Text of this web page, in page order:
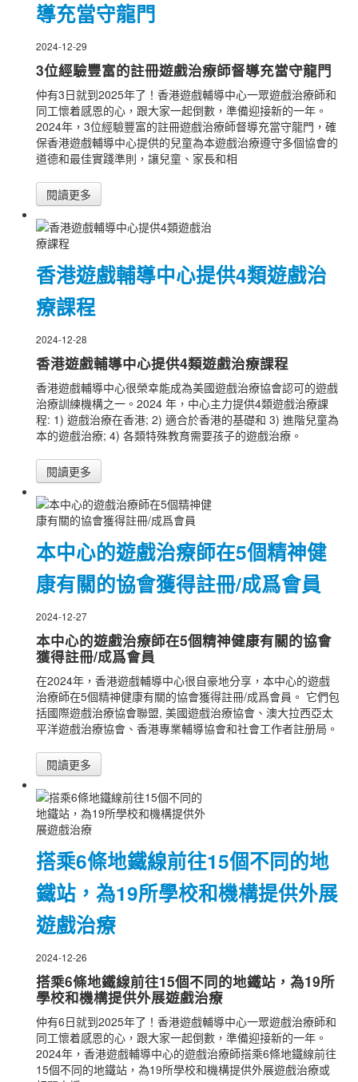
導充當守龍門
2024-12-29
3位經驗豐富的註冊遊戲治療師督導充當守龍門
仲有3日就到2025年了！香港遊戲輔導中心一眾遊戲治療師和
同工懷着感恩的心，跟大家一起倒數，準備迎接新的一年。
2024年，3位經驗豐富的註冊遊戲治療師督導充當守龍門，確
保香港遊戲輔導中心提供的兒童為本遊戲治療遵守多個協會的
道德和最佳實踐準則，讓兒童、家長和相
閱讀更多
香港遊戲輔導中心提供4類遊戲治
療課程
2024-12-28
香港遊戲輔導中心提供4類遊戲治療課程
香港遊戲輔導中心很榮幸能成為美國遊戲治療協會認可的遊戲
治療訓練機構之一。2024 年，中心主力提供4類遊戲治療課
程: 1) 遊戲治療在香港; 2) 適合於香港的基礎和 3) 進階兒童為
本的遊戲治療; 4) 各類特殊教育需要孩子的遊戲治療。
閱讀更多
本中心的遊戲治療師在5個精神健
康有關的協會獲得註冊/成爲會員
2024-12-27
本中心的遊戲治療師在5個精神健康有關的協會
獲得註冊/成爲會員
在2024年，香港遊戲輔導中心很自豪地分享，本中心的遊戲
治療師在5個精神健康有關的協會獲得註冊/成爲會員。 它們包
括國際遊戲治療協會聯盟, 美國遊戲治療協會、澳大拉西亞太
平洋遊戲治療協會、香港專業輔導協會和社會工作者註册局。
閱讀更多
搭乘6條地鐵線前往15個不同的地
鐵站，為19所學校和機構提供外展
遊戲治療
2024-12-26
搭乘6條地鐵線前往15個不同的地鐵站，為19所
學校和機構提供外展遊戲治療
仲有6日就到2025年了！香港遊戲輔導中心一眾遊戲治療師和
同工懷着感恩的心，跟大家一起倒數，準備迎接新的一年。
2024年，香港遊戲輔導中心的遊戲治療師搭乘6條地鐵線前往
15個不同的地鐵站，為19所學校和機構提供外展遊戲治療或